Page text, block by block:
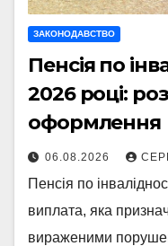
ЗАКОНОДАВСТВО
Пенсія по
2026 році:
оформлення
06.08.2026
Пенсія по
виплата, яка
вираженими